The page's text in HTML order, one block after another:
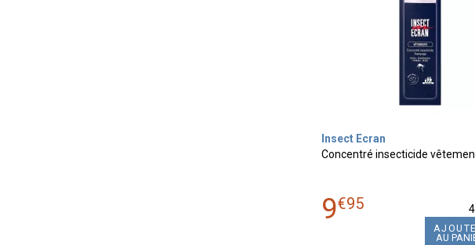
Insect Ecran
Concentré insecticide
9€95
AU